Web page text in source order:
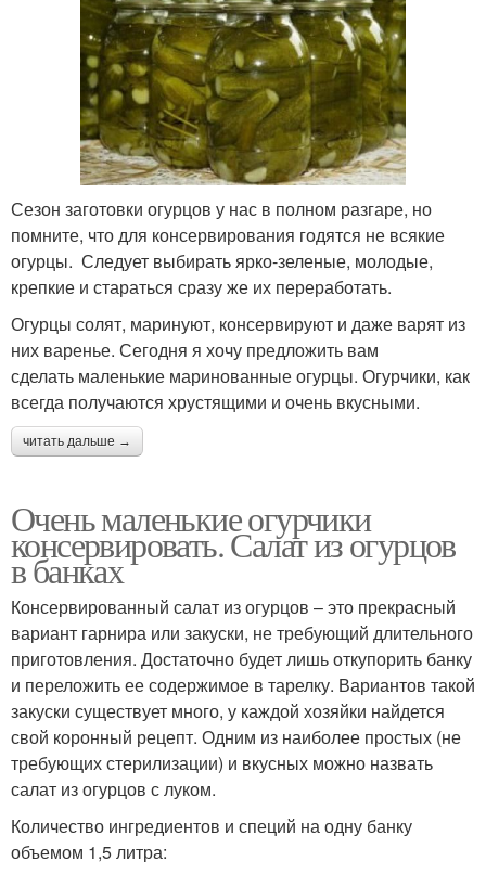
Сезон заготовки огурцов у нас в полном разгаре, но
помните, что для консервирования годятся не всякие
огурцы. Следует выбирать ярко-зеленые, молодые,
крепкие и стараться сразу же их переработать.
Огурцы солят, маринуют, консервируют и даже варят из
них варенье. Сегодня я хочу предложить вам
сделать маленькие маринованные огурцы. Огурчики, как
всегда получаются хрустящими и очень вкусными.
читать дальше →
Очень маленькие огурчики
консервировать. Салат из огурцов
в банках
Консервированный салат из огурцов – это прекрасный
вариант гарнира или закуски, не требующий длительного
приготовления. Достаточно будет лишь откупорить банку
и переложить ее содержимое в тарелку. Вариантов такой
закуски существует много, у каждой хозяйки найдется
свой коронный рецепт. Одним из наиболее простых (не
требующих стерилизации) и вкусных можно назвать
салат из огурцов с луком.
Количество ингредиентов и специй на одну банку
объемом 1,5 литра: